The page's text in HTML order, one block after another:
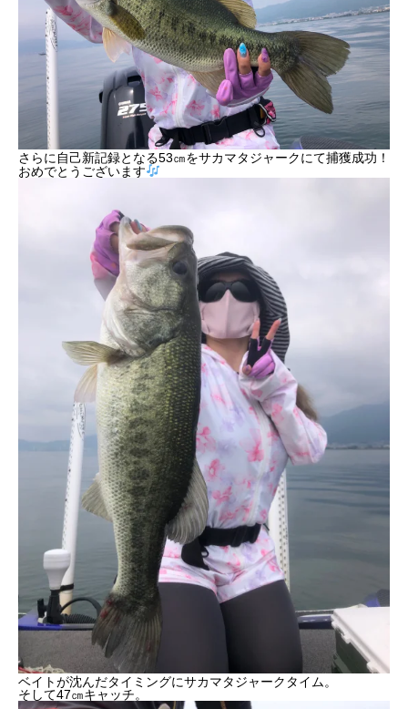
さらに自己新記録となる53㎝をサカマタジャークにて捕獲成功！
おめでとうございます
ベイトが沈んだタイミングにサカマタジャークタイム。
そして47㎝キャッチ。